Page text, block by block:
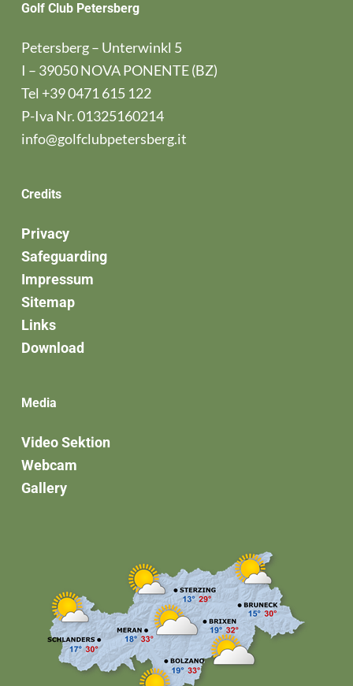
Golf Club Petersberg
Petersberg – Unterwinkl 5
I – 39050 NOVA PONENTE (BZ)
Tel +39 0471 615 122
P-Iva Nr. 01325160214
info@golfclubpetersberg.it
Credits
Privacy
Safeguarding
Impressum
Sitemap
Links
Download
Media
Video Sektion
Webcam
Gallery